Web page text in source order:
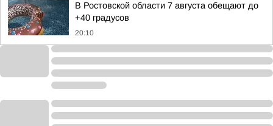
В Ростовской области 7 августа обещают до
+40 градусов
20:10